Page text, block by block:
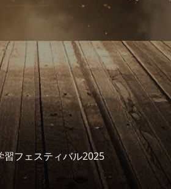
フェスティバル2025